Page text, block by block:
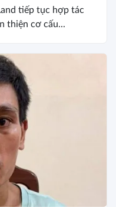
tiếp tục hợp tác
thiện cơ cấu...